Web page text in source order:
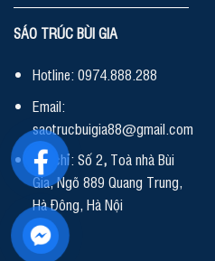
SÁO TRÚC BÙI GIA
Hotline: 0974.888.288
Email:
saotrucbuigia88@gmail.com
Địa chỉ: Số 2, Toà nhà Bùi
Gia, Ngõ 889 Quang Trung,
Hà Đông, Hà Nội